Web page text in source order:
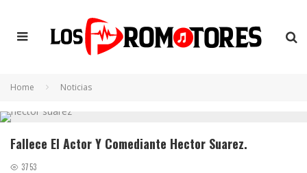
Home Noticias
Fallece El Actor Y Comediante Hector Suarez.
3753